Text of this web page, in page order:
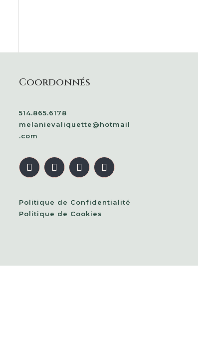
Coordonnés
514.865.6178
melanievaliquette@hotmail
.com
Politique de Confidentialité
Politique de Cookies